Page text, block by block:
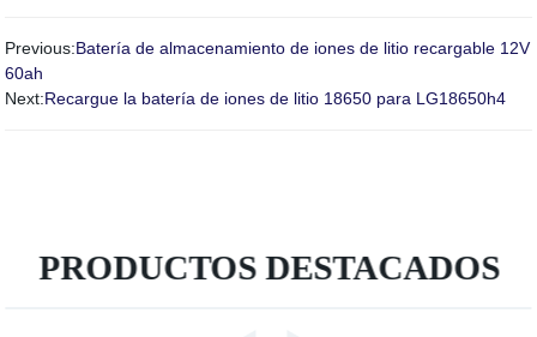
Previous:Batería de almacenamiento de iones de litio recargable 12V
60ah
Next:Recargue la batería de iones de litio 18650 para LG18650h4
PRODUCTOS DESTACADOS